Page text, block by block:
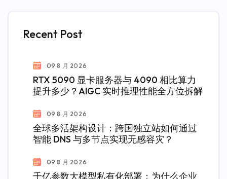
Recent Post
09 8 月 2026
RTX 5090 显卡服务器与 4090 相比算力
提升多少？AIGC 实时推理性能全方位拆解
09 8 月 2026
全球多活架构设计：跨国独立站如何通过
智能 DNS 与多节点实现无感容灾？
09 8 月 2026
千亿参数大模型私有化部署：为什么企业